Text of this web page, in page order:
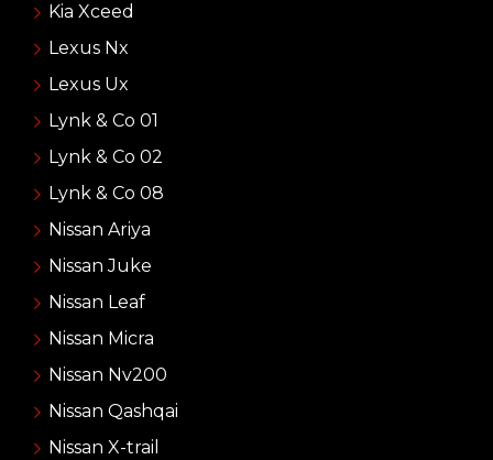
Kia Xceed
Lexus Nx
Lexus Ux
Lynk & Co 01
Lynk & Co 02
Lynk & Co 08
Nissan Ariya
Nissan Juke
Nissan Leaf
Nissan Micra
Nissan Nv200
Nissan Qashqai
Nissan X-trail